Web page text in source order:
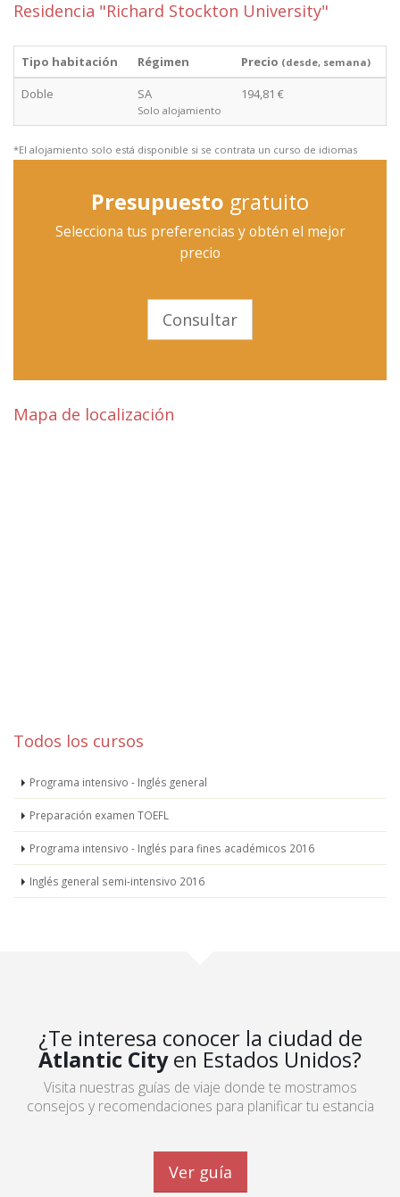
Residencia "Richard Stockton University"
Tipo habitación Régimen Precio (desde, semana)
Doble SA
Solo alojamiento
194,81 €
*El alojamiento solo está disponible si se contrata un curso de idiomas
Presupuesto gratuito
Selecciona tus preferencias y obtén el mejor
precio
Consultar
Mapa de localización
Todos los cursos
Programa intensivo - Inglés general
Preparación examen TOEFL
Programa intensivo - Inglés para fines académicos 2016
Inglés general semi-intensivo 2016
¿Te interesa conocer la ciudad de
Atlantic Cityen Estados Unidos?
Visita nuestras guías de viaje donde te mostramos
consejos y recomendaciones para planificar tu estancia
Ver guía